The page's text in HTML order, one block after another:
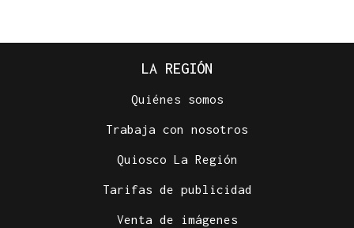
LA REGIÓN
Quiénes somos
Trabaja con nosotros
Quiosco La Región
Tarifas de publicidad
Venta de imágenes